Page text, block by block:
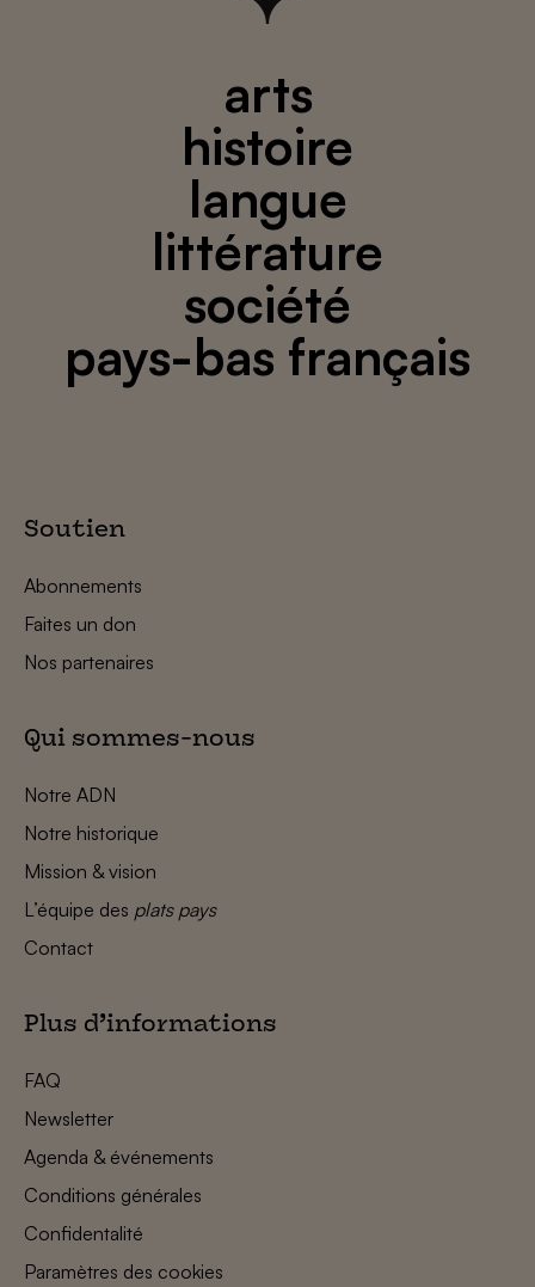
arts
histoire
langue
littérature
société
pays-bas français
Soutien
Abonnements
Faites un don
Nos partenaires
Qui sommes-nous
Notre ADN
Notre historique
Mission & vision
L’équipe des plats pays
Contact
Plus d’informations
FAQ
Newsletter
Agenda & événements
Conditions générales
Confidentalité
Paramètres des cookies